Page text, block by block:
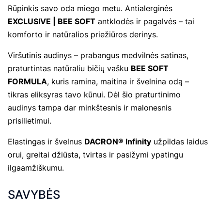
Rūpinkis savo oda miego metu. Antialerginės
EXCLUSIVE | BEE SOFT antklodės ir pagalvės – tai
komforto ir natūralios priežiūros derinys.
Viršutinis audinys – prabangus medvilnės satinas,
praturtintas natūraliu bičių vašku BEE SOFT
FORMULA, kuris ramina, maitina ir švelnina odą –
tikras eliksyras tavo kūnui. Dėl šio praturtinimo
audinys tampa dar minkštesnis ir malonesnis
prisilietimui.
Elastingas ir švelnus DACRON® Infinity užpildas laidus
orui, greitai džiūsta, tvirtas ir pasižymi ypatingu
ilgaamžiškumu.
SAVYBĖS